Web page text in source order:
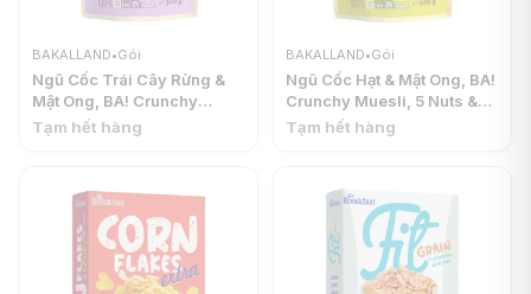
BAKALLAND•Gói
Ngũ Cốc Trái Cây Rừng &
Mật Ong, BA! Crunchy
Muesli, 5 Forest Fruits &
Tạm hết hàng
BAKALLAND•Gói
Ngũ Cốc Hạt & Mật Ong, BA!
Crunchy Muesli, 5 Nuts &
Honey (300g) -
Tạm hết hàng